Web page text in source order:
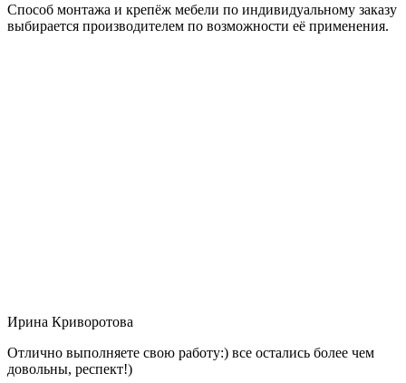
Способ монтажа и крепёж мебели по индивидуальному заказу
выбирается производителем по возможности её применения.
Ирина Криворотова
Отлично выполняете свою работу:) все остались более чем
довольны, респект!)